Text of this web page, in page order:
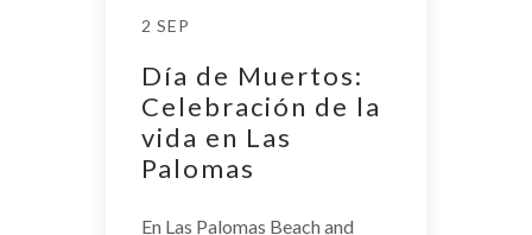
2 SEP
Día de Muertos:
Celebración de la
vida en Las
Palomas
En Las Palomas Beach and